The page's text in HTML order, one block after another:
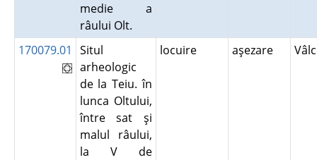
medie a
râului Olt.
170079.01
Situl
arheologic
de la Teiu. în
lunca Oltului,
între sat şi
malul râului,
la V de
locuire aşezare